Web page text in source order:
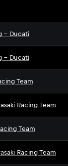
- Ducati
- Ducati
Team
Racing Team
Team
Racing Team